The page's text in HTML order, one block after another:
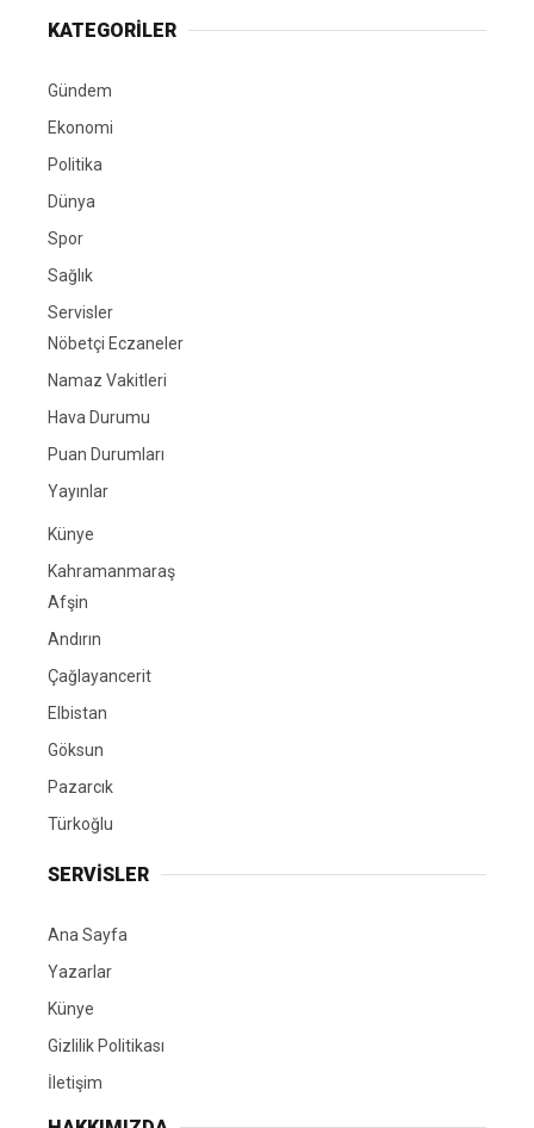
KATEGORİLER
Gündem
Ekonomi
Politika
Dünya
Spor
Sağlık
Servisler
Nöbetçi Eczaneler
Namaz Vakitleri
Hava Durumu
Puan Durumları
Yayınlar
Künye
Kahramanmaraş
Afşin
Andırın
Çağlayancerit
Elbistan
Göksun
Pazarcık
Türkoğlu
SERVİSLER
Ana Sayfa
Yazarlar
Künye
Gizlilik Politikası
İletişim